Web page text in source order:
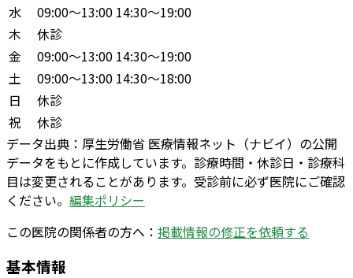
水
09:00〜13:00 14:30〜19:00
木
休診
金
09:00〜13:00 14:30〜19:00
土
09:00〜13:00 14:30〜18:00
日
休診
祝
休診
データ出典： 厚生労働省 医療情報ネット（ナビイ）の公開
データをもとに作成しています。診療時間・休診日・診療科
目は変更されることがあります。受診前に必ず医院にご確認
ください。 編集ポリシー
この医院の関係者の方へ： 掲載情報の修正を依頼する
基本情報